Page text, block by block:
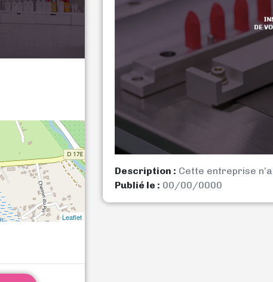
Leaflet
Description : Cette entreprise
Publié le : 00/00/0000